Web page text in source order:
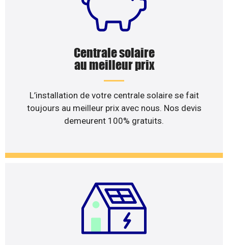
Centrale solaire
au meilleur prix
L’installation de votre centrale solaire se fait
toujours au meilleur prix avec nous. Nos devis
demeurent 100% gratuits.